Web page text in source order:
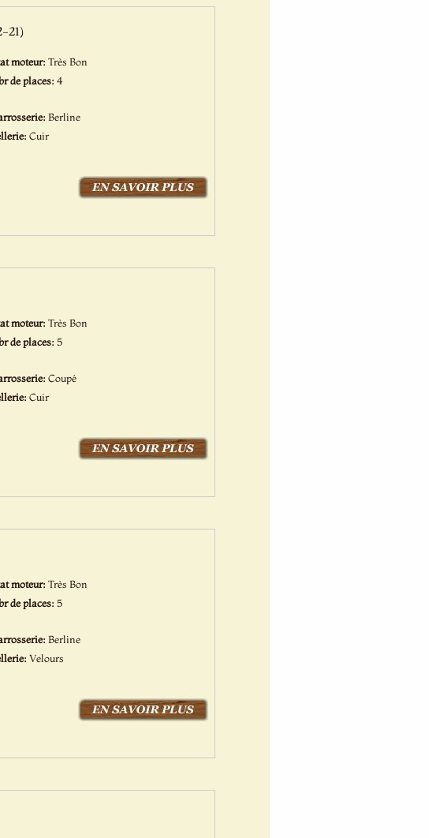
21)
moteur: Très Bon
de places: 4
Berline
Cuir
moteur: Très Bon
de places: 5
Coupé
Cuir
moteur: Très Bon
de places: 5
Berline
Velours